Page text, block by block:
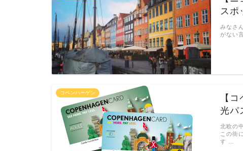
スポ
みなさ
がない
コペンハーゲン
【
光パ
北欧の
この街
す …